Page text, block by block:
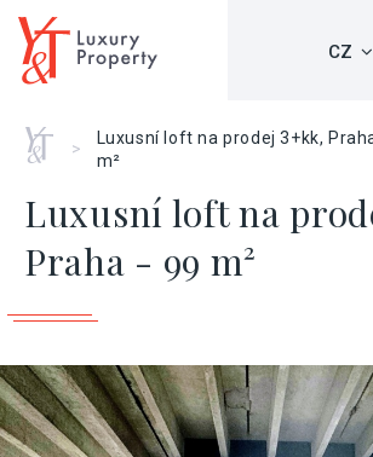
CZ
Home
>
Luxusní loft na prodej 3+kk,
m²
Luxusní loft na
Praha - 99 m²